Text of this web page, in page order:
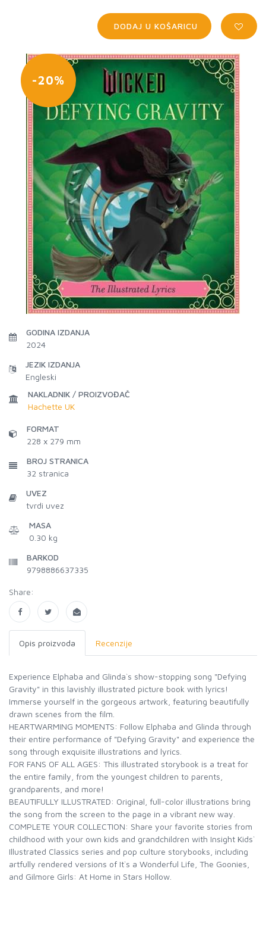
DODAJ U KOŠARICU
-20%
GODINA IZDANJA
2024
JEZIK IZDANJA
Engleski
NAKLADNIK / PROIZVOĐAČ
Hachette UK
FORMAT
228 x 279 mm
BROJ STRANICA
32 stranica
UVEZ
tvrdi uvez
MASA
0.30 kg
BARKOD
9798886637335
Share:
Opis proizvoda Recenzije
Experience Elphaba and Glinda`s show-stopping song "Defying
Gravity" in this lavishly illustrated picture book with lyrics!
Immerse yourself in the gorgeous artwork, featuring beautifully
drawn scenes from the film.
HEARTWARMING MOMENTS: Follow Elphaba and Glinda through
their entire performance of "Defying Gravity" and experience the
song through exquisite illustrations and lyrics.
FOR FANS OF ALL AGES: This illustrated storybook is a treat for
the entire family, from the youngest children to parents,
grandparents, and more!
BEAUTIFULLY ILLUSTRATED: Original, full-color illustrations bring
the song from the screen to the page in a vibrant new way.
COMPLETE YOUR COLLECTION: Share your favorite stories from
childhood with your own kids and grandchildren with Insight Kids`
Illustrated Classics series and pop culture storybooks, including
artfully rendered versions of It`s a Wonderful Life, The Goonies,
and Gilmore Girls: At Home in Stars Hollow.